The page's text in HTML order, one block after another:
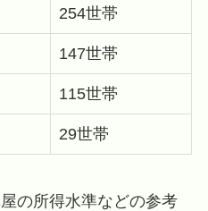
254世帯
147世帯
115世帯
29世帯
の所得水準などの参考